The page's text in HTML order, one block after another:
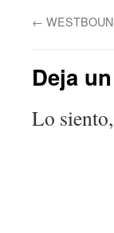
←
Deja
Lo